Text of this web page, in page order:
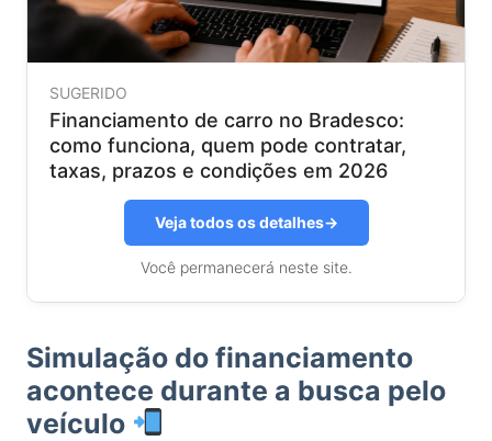
SUGERIDO
Financiamento de carro no Bradesco:
como funciona, quem pode contratar,
taxas, prazos e condições em 2026
Veja todos os detalhes→
Você permanecerá neste site.
Simulação do financiamento
acontece durante a busca pelo
veículo